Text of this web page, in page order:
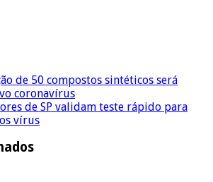
de 50 compostos sintéticos será
coronavírus
de SP validam teste rápido para
vírus